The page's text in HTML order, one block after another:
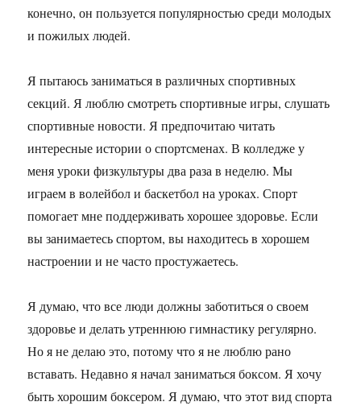
конечно, он пользуется популярностью среди молодых
и пожилых людей.
Я пытаюсь заниматься в различных спортивных
секций. Я люблю смотреть спортивные игры, слушать
спортивные новости. Я предпочитаю читать
интересные истории о спортсменах. В колледже у
меня уроки физкультуры два раза в неделю. Мы
играем в волейбол и баскетбол на уроках. Спорт
помогает мне поддерживать хорошее здоровье. Если
вы занимаетесь спортом, вы находитесь в хорошем
настроении и не часто простужаетесь.
Я думаю, что все люди должны заботиться о своем
здоровье и делать утреннюю гимнастику регулярно.
Но я не делаю это, потому что я не люблю рано
вставать. Недавно я начал заниматься боксом. Я хочу
быть хорошим боксером. Я думаю, что этот вид спорта